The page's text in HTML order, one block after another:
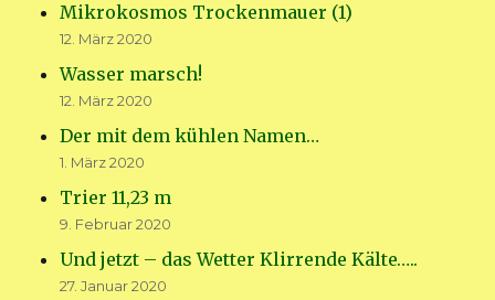
Mikrokosmos Trockenmauer (1)
12. März 2020
Wasser marsch!
12. März 2020
Der mit dem kühlen Namen…
1. März 2020
Trier 11,23 m
9. Februar 2020
Und jetzt – das Wetter Klirrende Kälte…..
27. Januar 2020